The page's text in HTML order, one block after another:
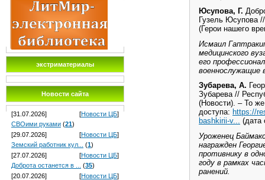
экстриматериалы
Новости сайта
[31.07.2026] [Новости ЦБ]
СВОими руками (21)
[29.07.2026]
[Новости ЦБ]
Земский работник кул...
(1)
[27.07.2026]
[Новости ЦБ]
Доброта останется в ...
(35)
[20.07.2026]
[Новости ЦБ]
Юсупова, Г.
Гузель
(Герои нашего
Исмаил
медицинского
его
военнослужащие
Зубарева, А.
Зубарева //
(Новости). – То
доступа: https://
bashkirii-v... (дата
Уроженец
награжден
противнику в
году в рамках
ранений.